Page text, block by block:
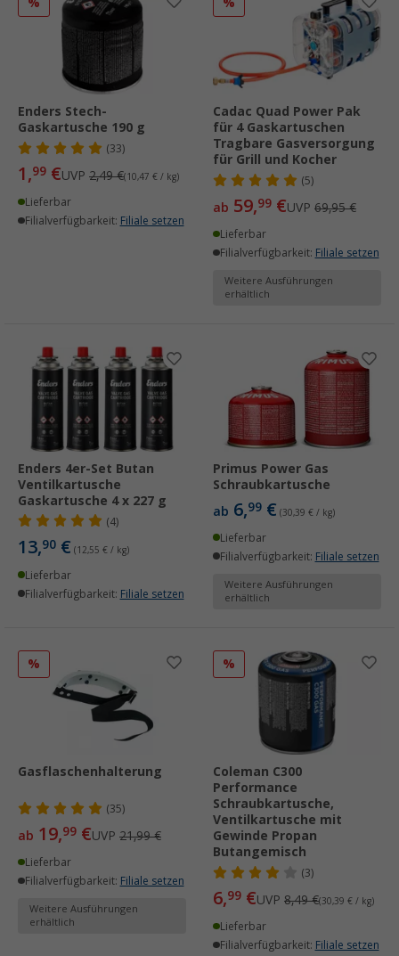
Enders Stech-
Gaskartusche 190 g
(33)
1,99 €UVP 2,49 €(10,47 € / kg)
Lieferbar
Filialverfügbarkeit: Filiale setzen
Cadac Quad Power Pak
für 4 Gaskartuschen
Tragbare Gasversorgung
für Grill und Kocher
(5)
ab 59,99 €UVP 69,95 €
Lieferbar
Filialverfügbarkeit: Filiale setzen
Weitere Ausführungen
erhältlich
Enders 4er-Set Butan
Ventilkartusche
Gaskartusche 4 x 227 g
(4)
13,90 € (12,55 € / kg)
Lieferbar
Filialverfügbarkeit: Filiale setzen
Primus Power Gas
Schraubkartusche
ab 6,99 € (30,39 € / kg)
Lieferbar
Filialverfügbarkeit: Filiale setzen
Weitere Ausführungen
erhältlich
%
Gasflaschenhalterung
(35)
ab 19,99 €UVP 21,99 €
Lieferbar
Filialverfügbarkeit: Filiale setzen
Weitere Ausführungen
erhältlich
%
Coleman C300
Performance
Schraubkartusche,
Ventilkartusche mit
Gewinde Propan
Butangemisch
(3)
6,99 €UVP 8,49 €(30,39 € / kg)
Lieferbar
Filialverfügbarkeit: Filiale setzen